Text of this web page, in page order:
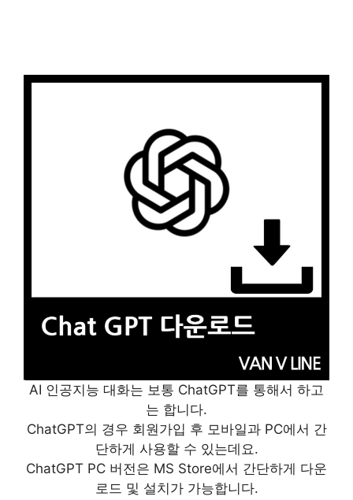
AI 인공지능 대화는 보통 ChatGPT를 통해서 하고
는 합니다.
ChatGPT의 경우 회원가입 후 모바일과 PC에서 간
단하게 사용할 수 있는데요.
ChatGPT PC 버전은 MS Store에서 간단하게 다운
로드 및 설치가 가능합니다.